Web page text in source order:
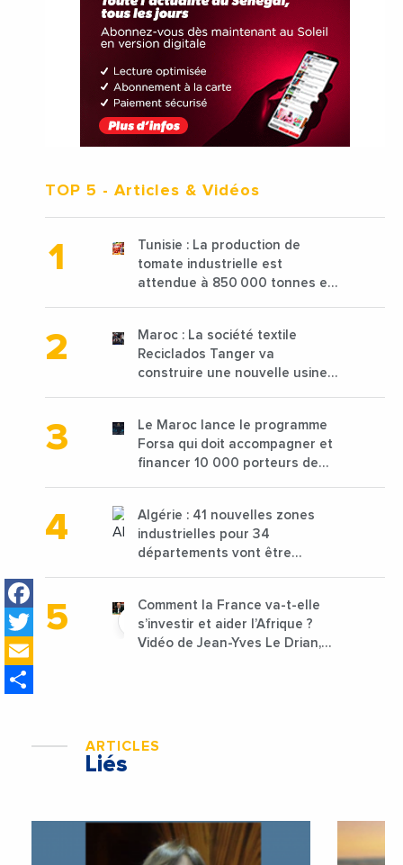
Facebook
Twitter
TOP 5 - Articles & Vidéos
Tunisie : La production de
tomate industrielle est
attendue à 850 000 tonnes en
Maroc : La société textile
Reciclados Tanger va
construire une nouvelle usine
Le Maroc lance le programme
Forsa qui doit accompagner et
financer 10 000 porteurs de
Algérie : 41 nouvelles zones
industrielles pour 34
départements vont être
Comment la France va-t-elle
s’investir et aider l’Afrique ?
Vidéo de Jean-Yves Le Drian,
ARTICLES
Liés